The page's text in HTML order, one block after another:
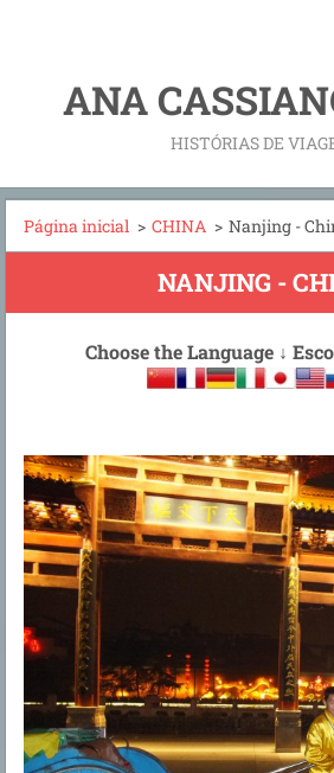
ANA
HISTÓRIAS DE
Página inicial > CHINA > Nanjing -
NANJING -
Choose the Language ↓